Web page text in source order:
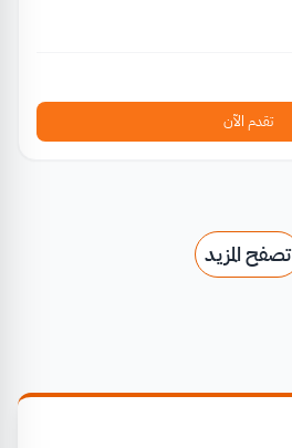
تقدم الآن
تصفح المزيد